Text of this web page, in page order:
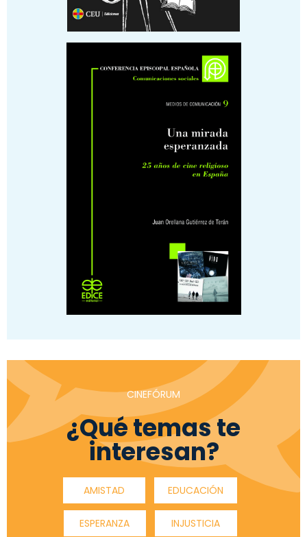
CINEFÓRUM
¿Qué temas te
interesan?
AMISTAD EDUCACIÓN
ESPERANZA INJUSTICIA